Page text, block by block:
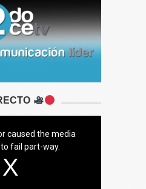
caused the media
fail part-way.